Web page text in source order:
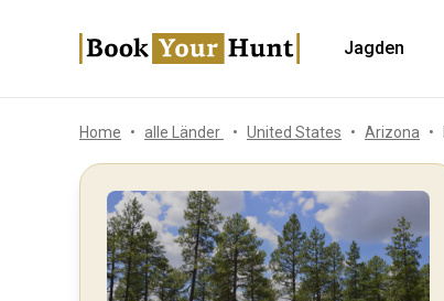
Jagden
Home alle Länder United States Arizona